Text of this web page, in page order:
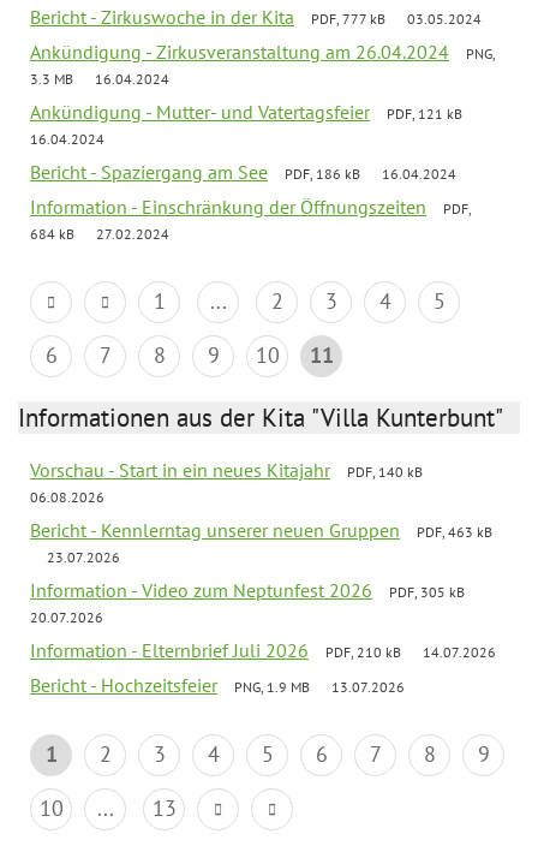
Bericht - Zirkuswoche in der Kita PDF, 777 kB 03.05.2024
Ankündigung - Zirkusveranstaltung am 26.04.2024
PNG,
3.3 MB
16.04.2024
Ankündigung - Mutter- und Vatertagsfeier
PDF, 121 kB
16.04.2024
Bericht - Spaziergang am See PDF, 186 kB 16.04.2024
Information - Einschränkung der Öffnungszeiten
PDF,
684 kB
27.02.2024
1 ... 2 3 4
5
6
7 8 9 10 11
Informationen aus der Kita "Villa Kunterbunt"
Vorschau - Start in ein neues Kitajahr
PDF, 140 kB
06.08.2026
Bericht - Kennlerntag unserer neuen Gruppen
PDF, 463 kB
23.07.2026
Information - Video zum Neptunfest 2026
PDF, 305 kB
20.07.2026
Information - Elternbrief Juli 2026 PDF, 210 kB 14.07.2026
Bericht - Hochzeitsfeier PNG, 1.9 MB 13.07.2026
1 2 3 4 5 6 7 8
9
10
... 13